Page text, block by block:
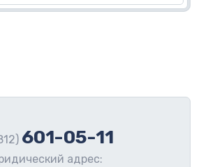
601-05-11
адрес: